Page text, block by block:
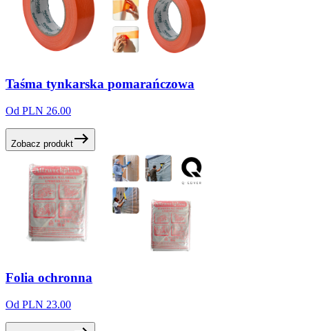
Taśma tynkarska pomarańczowa
Od PLN 26.00
Zobacz produkt
Folia ochronna
Od PLN 23.00